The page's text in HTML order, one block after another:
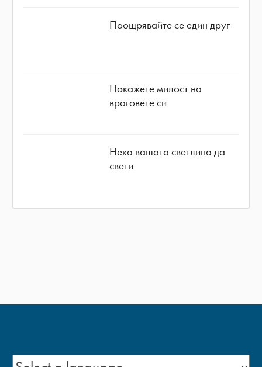
Поощрявайте се един друг
Покажете милост на
враговете си
Нека вашата светлина да
свети